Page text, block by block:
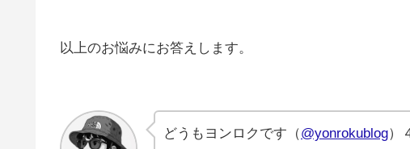
以上のお悩みにお答えします。
どうもヨンロクです（@yonrokublog）